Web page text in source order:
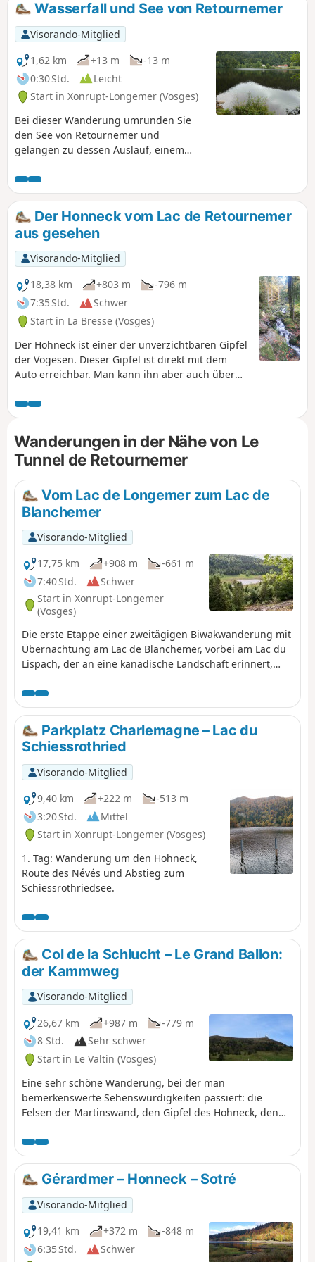
Wasserfall und See von Retournemer
Visorando-Mitglied
1,62 km
+13 m
-13 m
0:30 Std.
Leicht
Start in Xonrupt-Longemer (Vosges)
Bei dieser Wanderung umrunden Sie
den See von Retournemer und
gelangen zu dessen Auslauf, einem
Anschließend machen Sie einen kleinen
Abstecher zur Statue Notre-Dame des
Neiges, die vor dem See steht, und
blicken in Richtung der Gipfel. Dieser
wilde See liegt am Fuße des Hohneck-
Massivs und ist der erste See im
Vologne-Tal.
Der Honneck vom Lac de Retournemer
aus gesehen
Visorando-Mitglied
18,38 km
+803 m
-796 m
7:35 Std.
Schwer
Start in La Bresse (Vosges)
Der Hohneck ist einer der unverzichtbaren Gipfel
der Vogesen. Dieser Gipfel ist direkt mit dem
Auto erreichbar. Man kann ihn aber auch über
umliegenden Tälern beginnen. Diese Wanderung
führt vom Skigebiet La Bresse in einer
Rundwanderung zum Hohneck und zurück über
die Roche du Diable, den Lac de Retournemer
und den Wasserfall Cascade Charlemagne. Die
Wanderung ist nicht sehr anspruchsvoll, weist
jedoch einen beträchtlichen Höhenunterschied
auf, der durch herrliche Ausblicke im oberen Teil
der Strecke belohnt wird. Beim Abstieg zum Lac
de Retournemer gibt es mehrere Passagen, die
Wanderungen in der Nähe von Le
Tunnel de Retournemer
Vom Lac de Longemer zum Lac de
Blanchemer
Visorando-Mitglied
17,75 km
+908 m
-661 m
7:40 Std.
Schwer
Start in Xonrupt-Longemer
(Vosges)
Die erste Etappe einer zweitägigen Biwakwanderung mit
Übernachtung am Lac de Blanchemer, vorbei am Lac du
Lispach, der an eine kanadische Landschaft erinnert,
schöner Ausblick könnten diese erste Etappe
zusammenfassen.
Parkplatz Charlemagne – Lac du
Schiessrothried
Visorando-Mitglied
9,40 km
+222 m
-513 m
3:20 Std.
Mittel
Start in Xonrupt-Longemer (Vosges)
1. Tag: Wanderung um den Hohneck,
Route des Névés und Abstieg zum
Schiessrothriedsee.
Col de la Schlucht – Le Grand Ballon:
der Kammweg
Visorando-Mitglied
26,67 km
+987 m
-779 m
8 Std.
Sehr schwer
Start in Le Valtin (Vosges)
Eine sehr schöne Wanderung, bei der man
bemerkenswerte Sehenswürdigkeiten passiert: die
Felsen der Martinswand, den Gipfel des Hohneck, den
„Boule” auf dem Gipfel).
Gérardmer – Honneck – Sotré
Visorando-Mitglied
19,41 km
+372 m
-848 m
6:35 Std.
Schwer